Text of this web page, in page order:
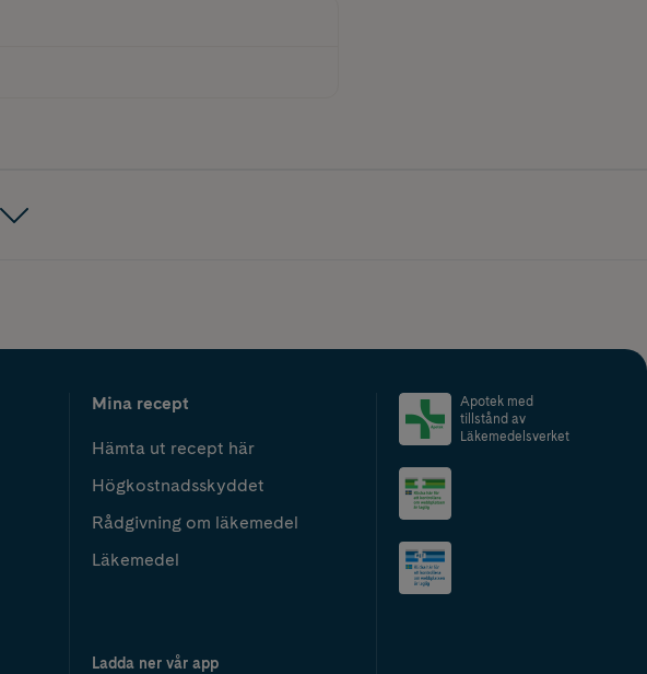
Mina recept
Hämta ut recept här
Högkostnadsskyddet
Rådgivning om läkemedel
Läkemedel
Ladda ner vår app
Apotek med
tillstånd av
Läkemedelsverket